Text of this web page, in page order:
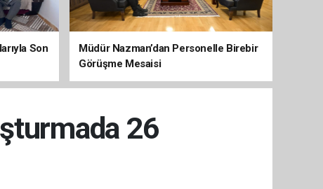
Son
Müdür Nazman’dan Personelle Birebir
Görüşme Mesaisi
26